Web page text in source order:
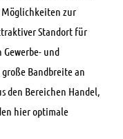
zur
Standort für
und
Bandbreite an
den Bereichen Handel,
hier optimale